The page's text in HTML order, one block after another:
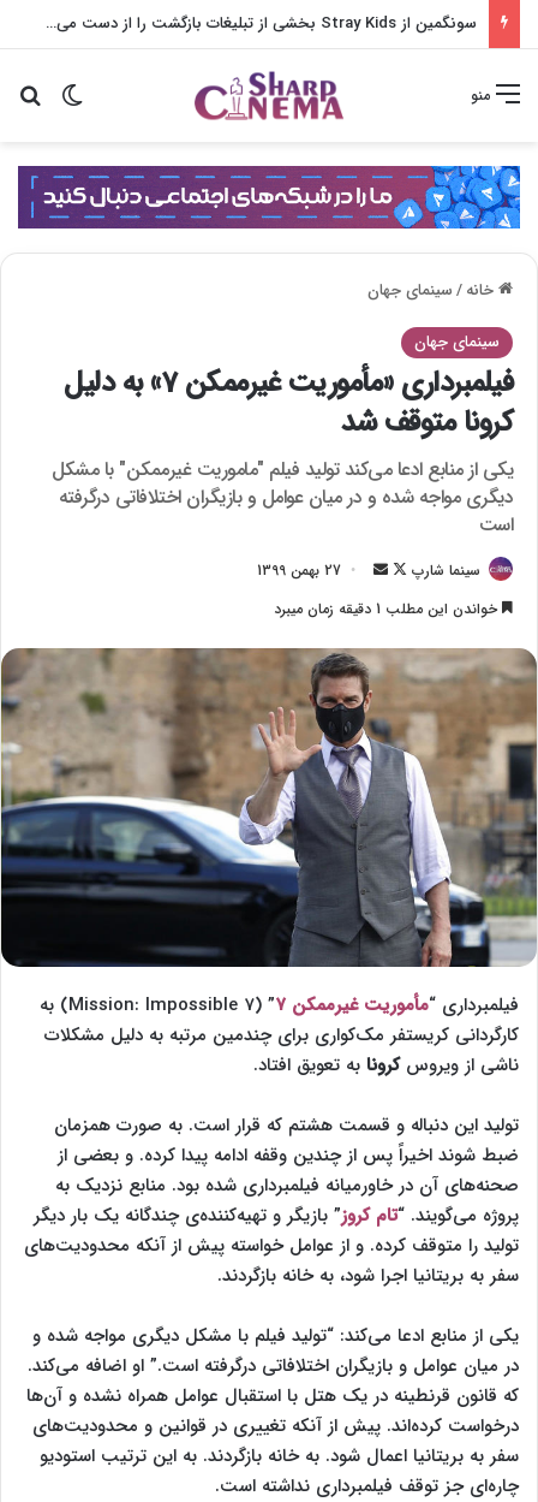
سونگمین از Stray Kids بخشی از تبلیغات بازگشت را از دست می‌دهد
تغییر منو
خانه/سینمای جهان
سینمای جهان
فیلمبرداری «مأموریت غیرممکن 7» به دلیل
کرونا متوقف شد
یکی از منابع ادعا می‌کند تولید فیلم "ماموریت غیرممکن" با مشکل
دیگری مواجه شده و در میان عوامل و بازیگران اختلافاتی درگرفته
است
سینما شارپ
F
w
o
ا
ل
ا
ی
م
ی
ل
27 بهمن 1399
خواندن این مطلب 1 دقیقه زمان میبرد
فیلمبرداری “مأموریت غیرممکن ۷
” (Mission: Impossible 7) به
کارگردانی کریستفر مک‌کواری برای چندمین مرتبه به دلیل مشکلات
ناشی از ویروسکرونا به تعویق افتاد.
تولید این دنباله و قسمت هشتم که قرار است. به صورت همزمان
ضبط شوند اخیراً پس از چندین وقفه ادامه پیدا کرده. و بعضی از
صحنه‌های آن در خاورمیانه فیلمبرداری شده بود. منابع نزدیک به
پروژه می‌گویند. “تام کروز” بازیگر و تهیه‌کننده‌ی چندگانه یک بار دیگر
تولید را متوقف کرده. و از عوامل خواسته پیش از آنکه محدودیت‌های
سفر به بریتانیا اجرا شود، به خانه بازگردند.
یکی از منابع ادعا می‌کند: “تولید فیلم با مشکل دیگری مواجه شده و
در میان عوامل و بازیگران اختلافاتی درگرفته است.” او اضافه می‌کند.
که قانون قرنطینه در یک هتل با استقبال عوامل همراه نشده و آن‌ها
درخواست کرده‌اند. پیش از آنکه تغییری در قوانین و محدودیت‌های
سفر به بریتانیا اعمال شود. به خانه بازگردند. به این ترتیب استودیو
چاره‌ای جز توقف فیلمبرداری نداشته است.